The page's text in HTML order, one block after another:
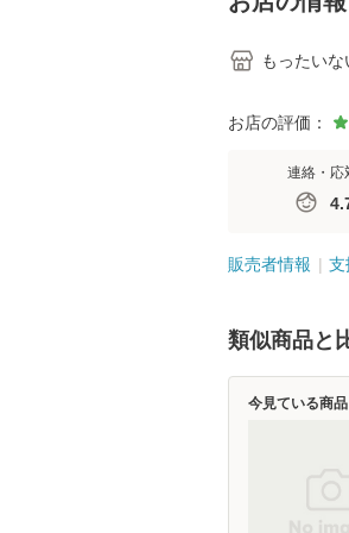
もったいな
お店の評価：
連絡・応
販売者情報 支
類似商品と
今見ている商品